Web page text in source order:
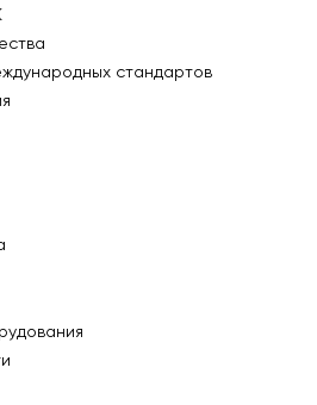
стандартов